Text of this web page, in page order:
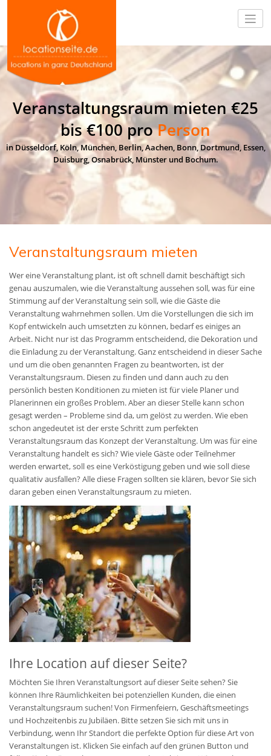
Veranstaltungsraum mieten €25
bis €100 proPerson
in Düsseldorf, Köln, München, Berlin, Aachen, Bonn, Dortmund, Essen,
Duisburg, Osnabrück, Münster und Bochum.
Veranstaltungsraum mieten
Wer eine Veranstaltung plant, ist oft schnell damit beschäftigt sich
genau auszumalen, wie die Veranstaltung aussehen soll, was für eine
Stimmung auf der Veranstaltung sein soll, wie die Gäste die
Veranstaltung wahrnehmen sollen. Um die Vorstellungen die sich im
Kopf entwickeln auch umsetzten zu können, bedarf es einiges an
Arbeit. Nicht nur ist das Programm entscheidend, die Dekoration und
die Einladung zu der Veranstaltung. Ganz entscheidend in dieser Sache
und um die oben genannten Fragen zu beantworten, ist der
Veranstaltungsraum. Diesen zu finden und dann auch zu den
persönlich besten Konditionen zu mieten ist für viele Planer und
Planerinnen ein großes Problem. Aber an dieser Stelle kann schon
gesagt werden – Probleme sind da, um gelöst zu werden. Wie eben
schon angedeutet ist der erste Schritt zum perfekten
Veranstaltungsraum das Konzept der Veranstaltung. Um was für eine
Veranstaltung handelt es sich? Wie viele Gäste oder Teilnehmer
werden erwartet, soll es eine Verköstigung geben und wie soll diese
qualitativ ausfallen? Alle diese Fragen sollten sie klären, bevor Sie sich
daran geben einen Veranstaltungsraum zu mieten.
Ihre Location auf dieser Seite?
Möchten Sie Ihren Veranstaltungsort auf dieser Seite sehen? Sie
können Ihre Räumlichkeiten bei potenziellen Kunden, die einen
Veranstaltungsraum suchen! Von Firmenfeiern, Geschäftsmeetings
und Hochzeitenbis zu Jubiläen. Bitte setzen Sie sich mit uns in
Verbindung, wenn Ihr Standort die perfekte Option für diese Art von
Veranstaltungen ist. Klicken Sie einfach auf den grünen Button und